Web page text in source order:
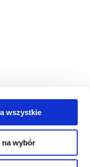
wszystkie
na wybór